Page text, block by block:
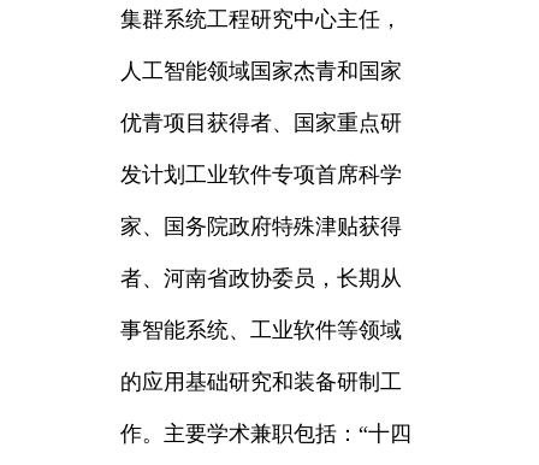
集群系统工程研究中心主任，
人工智能领域国家杰青和国家
优青项目获得者、国家重点研
发计划工业软件专项首席科学
家、国务院政府特殊津贴获得
者、河南省政协委员，长期从
事智能系统、工业软件等领域
的应用基础研究和装备研制工
作。主要学术兼职包括：“十四